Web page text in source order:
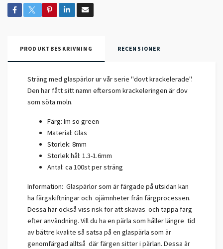
PRODUKTBESKRIVNING RECENSIONER
Sträng med glaspärlor ur vår serie "dovt krackelerade".
Den har fått sitt namn eftersom krackeleringen är dov
som söta moln.
Färg: Im so green
Material: Glas
Storlek: 8mm
Storlek hål: 1.3-1.6mm
Antal: ca 100st per sträng
Information: Glaspärlor som är färgade på utsidan kan
ha färgskiftningar och ojämnheter från färgprocessen.
Dessa har också viss risk för att skavas och tappa färg
efter användning. Vill du ha en pärla som håller längre tid
av bättre kvalite så satsa på en glaspärla som är
genomfärgad alltså där färgen sitter i pärlan. Dessa är